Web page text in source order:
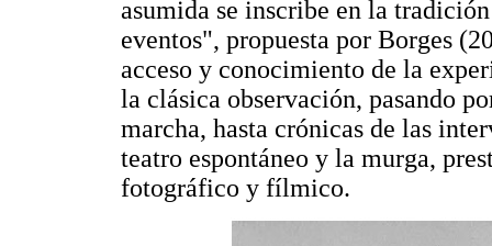
asumida se inscribe en la
eventos", propuesta por Borges
acceso y conocimiento de la
la clásica observación, pasando
marcha, hasta crónicas de las
teatro espontáneo y la murga,
fotográfico y fílmico.